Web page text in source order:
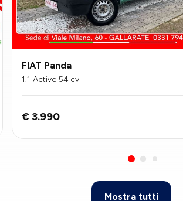
FIAT Panda
1.1 Active 54 cv
€ 3.990
Mostra tutti